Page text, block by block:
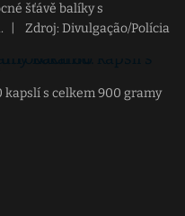
šťávě balíky s
Zdroj: Divulgação/Polícia
s celkem 900 gramy